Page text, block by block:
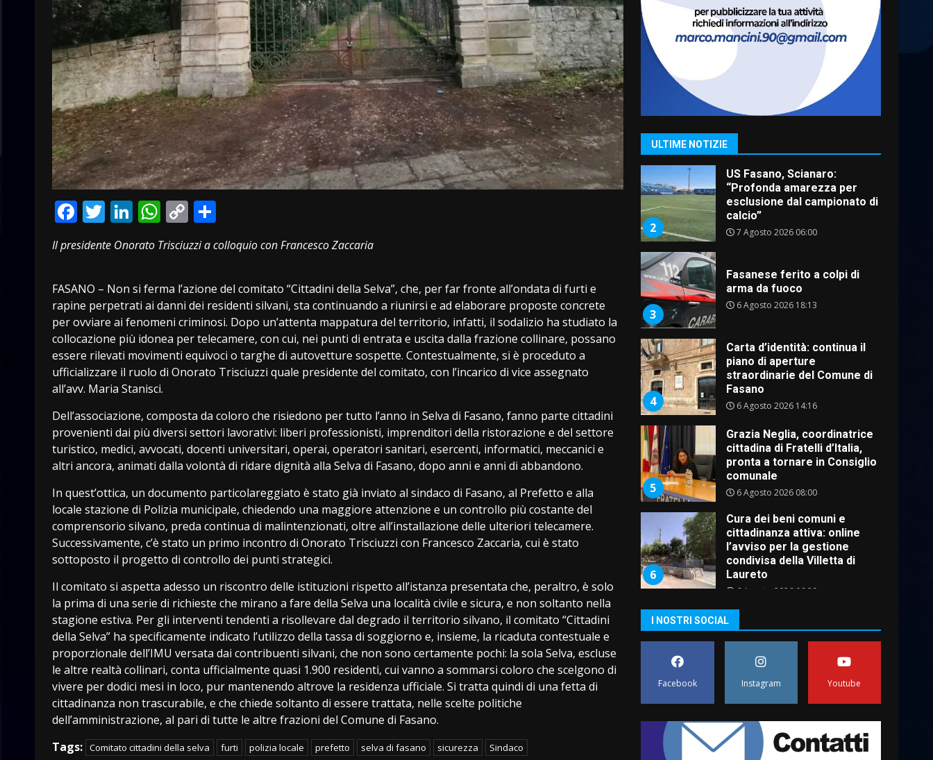
Facebook
Twitter
LinkedIn
WhatsApp
Copy
Link
Il presidente Onorato Trisciuzzi a colloquio con Francesco Zaccaria
FASANO – Non si ferma l’azione del comitato “Cittadini della Selva”, che, per far fronte all’ondata di furti e
rapine perpetrati ai danni dei residenti silvani, sta continuando a riunirsi e ad elaborare proposte concrete
per ovviare ai fenomeni criminosi. Dopo un’attenta mappatura del territorio, infatti, il sodalizio ha studiato la
collocazione più idonea per telecamere, con cui, nei punti di entrata e uscita dalla frazione collinare, possano
essere rilevati movimenti equivoci o targhe di autovetture sospette. Contestualmente, si è proceduto a
ufficializzare il ruolo di Onorato Trisciuzzi quale presidente del comitato, con l’incarico di vice assegnato
all’avv. Maria Stanisci.
Dell’associazione, composta da coloro che risiedono per tutto l’anno in Selva di Fasano, fanno parte cittadini
provenienti dai più diversi settori lavorativi: liberi professionisti, imprenditori della ristorazione e del settore
turistico, medici, avvocati, docenti universitari, operai, operatori sanitari, esercenti, informatici, meccanici e
altri ancora, animati dalla volontà di ridare dignità alla Selva di Fasano, dopo anni e anni di abbandono.
In quest’ottica, un documento particolareggiato è stato già inviato al sindaco di Fasano, al Prefetto e alla
locale stazione di Polizia municipale, chiedendo una maggiore attenzione e un controllo più costante del
comprensorio silvano, preda continua di malintenzionati, oltre all’installazione delle ulteriori telecamere.
Successivamente, c’è stato un primo incontro di Onorato Trisciuzzi con Francesco Zaccaria, cui è stato
sottoposto il progetto di controllo dei punti strategici.
Il comitato si aspetta adesso un riscontro delle istituzioni rispetto all’istanza presentata che, peraltro, è solo
la prima di una serie di richieste che mirano a fare della Selva una località civile e sicura, e non soltanto nella
stagione estiva. Per gli interventi tendenti a risollevare dal degrado il territorio silvano, il comitato “Cittadini
della Selva” ha specificamente indicato l’utilizzo della tassa di soggiorno e, insieme, la ricaduta contestuale e
proporzionale dell’IMU versata dai contribuenti silvani, che non sono certamente pochi: la sola Selva, escluse
le altre realtà collinari, conta ufficialmente quasi 1.900 residenti, cui vanno a sommarsi coloro che scelgono di
vivere per dodici mesi in loco, pur mantenendo altrove la residenza ufficiale. Si tratta quindi di una fetta di
cittadinanza non trascurabile, e che chiede soltanto di essere trattata, nelle scelte politiche
dell’amministrazione, al pari di tutte le altre frazioni del Comune di Fasano.
Tags: Comitato cittadini della selva furti polizia locale prefetto selva di fasano sicurezza Sindaco
ULTIME NOTIZIE
7
La magia del Minareto e la
prima assoluta de “L’Albergo
Belvedere. Il rapimento”
6 Agosto 2026 06:15
1
“I Contestatori: Musica di
Rivoluzione”: nuovo
appuntamento con “Fasano in
2
US Fasano, Scianaro:
“Profonda amarezza per
esclusione dal campionato di
calcio”
7 Agosto 2026 06:00
3
Fasanese ferito a colpi di
arma da fuoco
6 Agosto 2026 18:13
4
Carta d’identità: continua il
piano di aperture
straordinarie del Comune di
Fasano
6 Agosto 2026 14:16
5
Grazia Neglia, coordinatrice
cittadina di Fratelli d’Italia,
pronta a tornare in Consiglio
comunale
6 Agosto 2026 08:00
6
Cura dei beni comuni e
cittadinanza attiva: online
l’avviso per la gestione
condivisa della Villetta di
Laureto
6 Agosto 2026 06:20
prima assoluta de “L’Albergo
Belvedere. Il rapimento”
6 Agosto 2026 06:15
appuntamento con “Fasano in
Banda”
7 Agosto 2026 06:05
I NOSTRI SOCIAL
Facebook Instagram Youtube